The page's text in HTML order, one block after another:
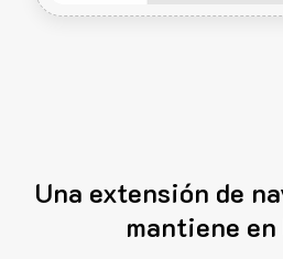
Una extensión de
mantiene en